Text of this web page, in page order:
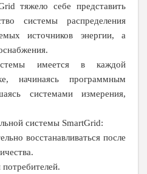
тяжело себе представить
системы распределения
источников энергии, а
имеется в каждой
начинаясь программным
системами измерения,
системы SmartGrid:
восстанавливаться после
потребителей.